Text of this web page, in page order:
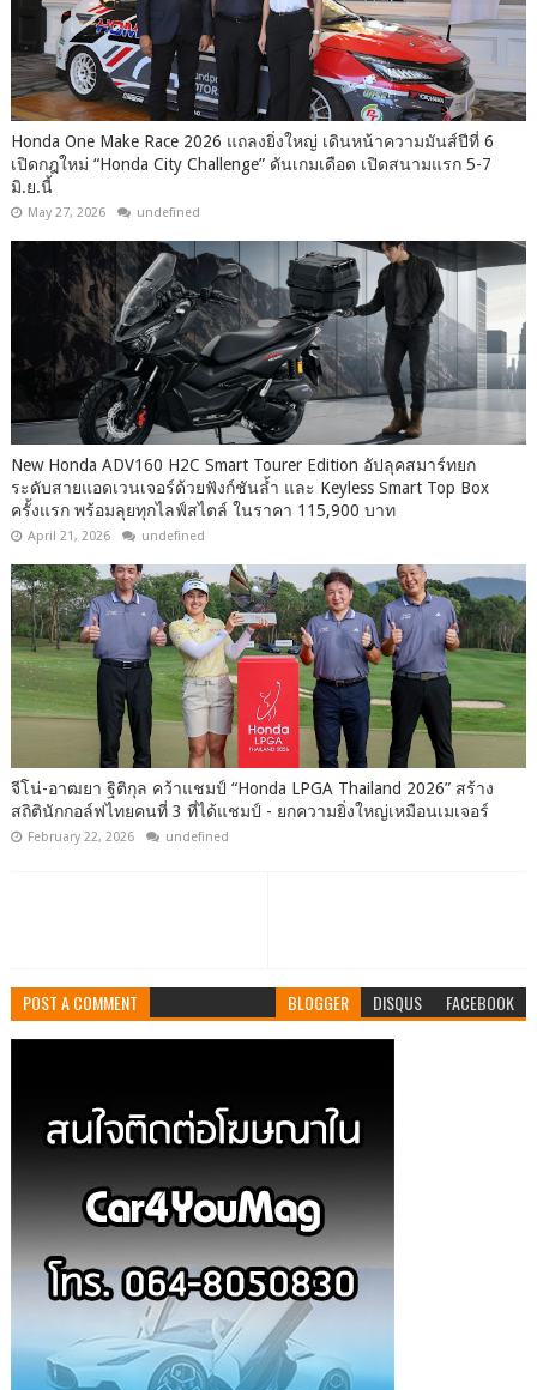
Honda One Make Race 2026 แถลงยิ่งใหญ่ เดินหน้าความมันส์ปีที่ 6
เปิดกฎใหม่ “Honda City Challenge” ดันเกมเดือด เปิดสนามแรก 5-7
มิ.ย.นี้
May 27, 2026 undefined
New Honda ADV160 H2C Smart Tourer Edition อัปลุคสมาร์ทยก
ระดับสายแอดเวนเจอร์ด้วยฟังก์ชันล้ำ และ Keyless Smart Top Box
ครั้งแรก พร้อมลุยทุกไลฟ์สไตล์ ในราคา 115,900 บาท
April 21, 2026 undefined
จีโน่-อาฒยา ฐิติกุล คว้าแชมป์ “Honda LPGA Thailand 2026” สร้าง
สถิตินักกอล์ฟไทยคนที่ 3 ที่ได้แชมป์ - ยกความยิ่งใหญ่เหมือนเมเจอร์
February 22, 2026 undefined
POST A COMMENT BLOGGER DISQUS FACEBOOK